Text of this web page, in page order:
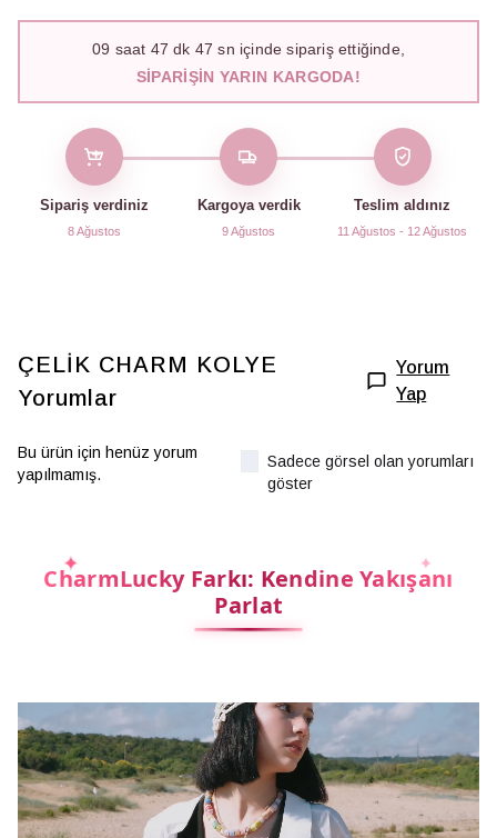
09 saat 47 dk 46 sn içinde sipariş ettiğinde,
SIPARIŞIN YARIN KARGODA!
Sipariş verdiniz
8 Ağustos
Kargoya verdik
9 Ağustos
Teslim aldınız
11 Ağustos - 12 Ağustos
ÇELİK CHARM KOLYE
Yorumlar
Yorum
Yap
Bu ürün için henüz yorum
yapılmamış.
Sadece görsel olan yorumları
göster
CharmLucky Farkı: Kendine Yakışanı
Parlat